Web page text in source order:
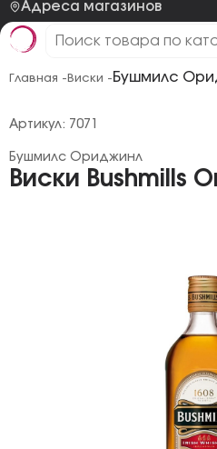
Адреса магазинов
Главная - Виски - Бушмилс
Виски Bushmills
Бушмилс Ориджинл
Артикул: 7071